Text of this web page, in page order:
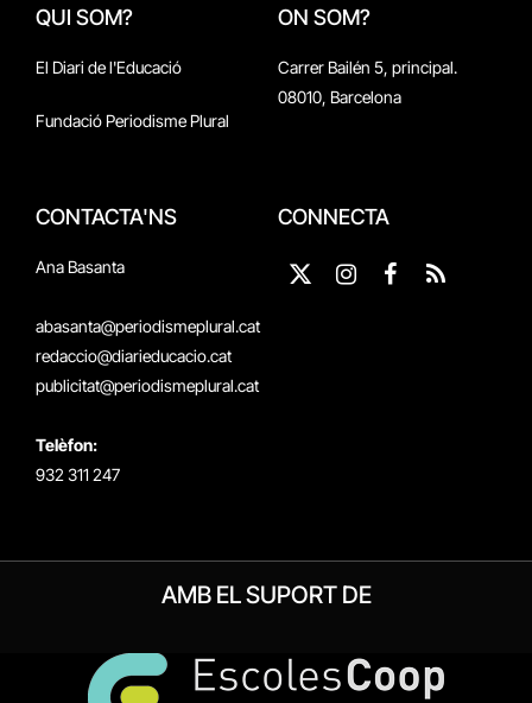
QUI SOM?
El Diari de l'Educació
Fundació Periodisme Plural
ON SOM?
Carrer Bailén 5, principal.
08010, Barcelona
CONTACTA'NS
Ana Basanta
abasanta@periodismeplural.cat
redaccio@diarieducacio.cat
publicitat@periodismeplural.cat
Telèfon:
932 311 247
CONNECTA
X
InstagramFacebook
RSS
AMB EL SUPORT DE